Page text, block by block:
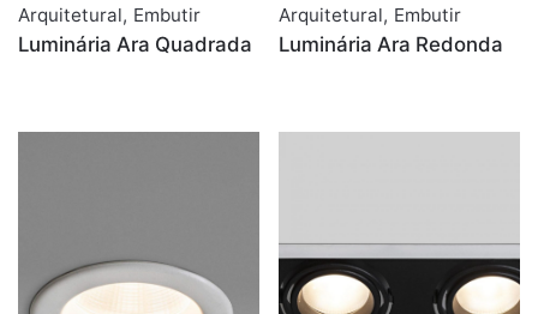
Arquitetural, Embutir
Luminária Ara Quadrada
Arquitetural, Embutir
Luminária Ara Redonda